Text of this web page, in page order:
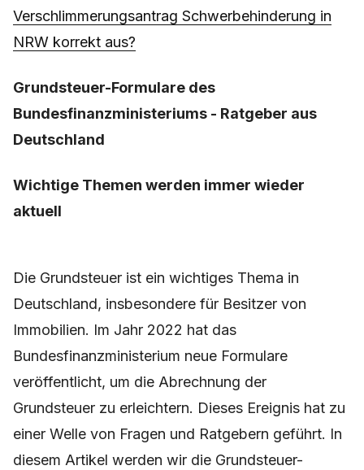
Verschlimmerungsantrag Schwerbehinderung in
NRW korrekt aus?
Grundsteuer-Formulare des
Bundesfinanzministeriums - Ratgeber aus
Deutschland
Wichtige Themen werden immer wieder
aktuell
Die Grundsteuer ist ein wichtiges Thema in
Deutschland, insbesondere für Besitzer von
Immobilien. Im Jahr 2022 hat das
Bundesfinanzministerium neue Formulare
veröffentlicht, um die Abrechnung der
Grundsteuer zu erleichtern. Dieses Ereignis hat zu
einer Welle von Fragen und Ratgebern geführt. In
diesem Artikel werden wir die Grundsteuer-